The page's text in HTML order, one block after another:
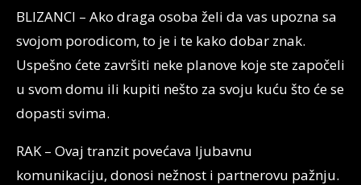
BLIZANCI – Ako draga osoba želi da vas upozna sa
svojom porodicom, to je i te kako dobar znak.
Uspešno ćete završiti neke planove koje ste započeli
u svom domu ili kupiti nešto za svoju kuću što će se
dopasti svima.
RAK – Ovaj tranzit povećava ljubavnu
komunikaciju, donosi nežnost i partnerovu pažnju.